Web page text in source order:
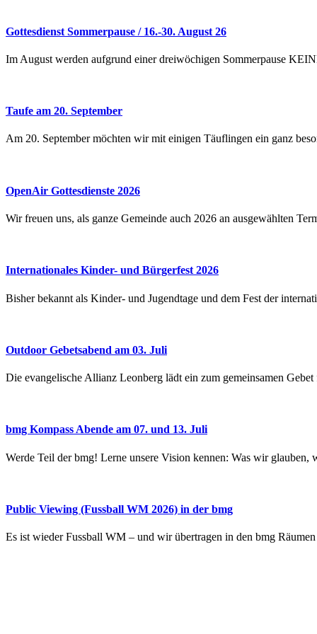
Gottesdienst Sommerpause / 16.-30. August 26
Im August werden aufgrund einer dreiwöchigen Sommerpause
Taufe am 20. September
Am 20. September möchten wir mit einigen Täuflingen ein ganz
OpenAir Gottesdienste 2026
Wir freuen uns, als ganze Gemeinde auch 2026 an ausgewählten
Internationales Kinder- und Bürgerfest 2026
Bisher bekannt als Kinder- und Jugendtage und dem Fest der
Outdoor Gebetsabend am 03. Juli
Die evangelische Allianz Leonberg lädt ein zum gemeinsamen
bmg Kompass Abende am 07. und 13. Juli
Werde Teil der bmg! Lerne unsere Vision kennen: Was wir
Public Viewing (Fussball WM 2026) in der bmg
Es ist wieder Fussball WM – und wir übertragen in den bmg